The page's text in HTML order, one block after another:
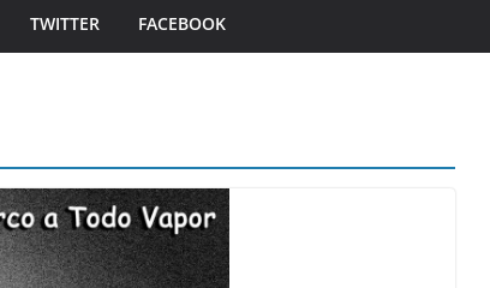
TWITTER FACEBOOK